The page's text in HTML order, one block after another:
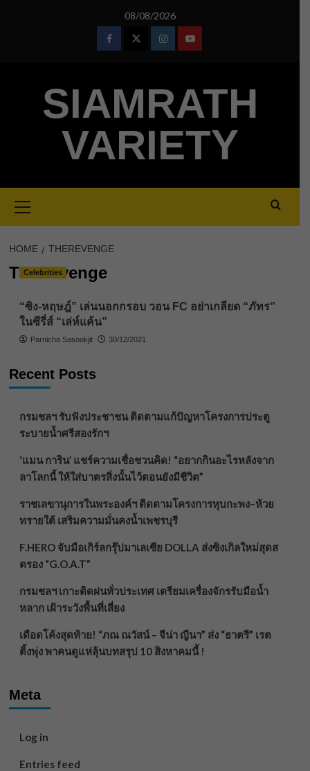
08/08/2026
FacebookTwitterInstagramYoutube
SIAMRATH
VARIETY
Menu
HOME THEREVENGE
TheRevenge
Celebrities
“ซิง-หฤษฎ์” เล่นนอกกรอบ วอน FC อย่าเกลียด “ภัทร”
ในซีรี่ส์ “เล่ห์แค้น”
Parnicha Sasookjit 30/12/2021
Recent Posts
กรมชลฯ รับฟังประชาชน ติดตามแก้ปัญหาโครงการประตู
ระบายน้ำศรีสองรักฯ
‘แมน การิน’ แชร์ความเชื่อชวนคิด! “อยากกินอะไรหลังจาก
ลาโลกนี้ ให้ใส่บาตรสิ่งนั้นไว้ตอนยังมีชีวิต”
ราชเลขานุการในพระองค์ฯ ติดตามโครงการหุบกะพง–ห้วย
ทรายใต้ เสริมความมั่นคงน้ำเพชรบุรี
F.HERO จับมือเกิร์ลกรุ๊ปมาเลเซีย DOLLA ส่งซิงเกิลใหม่สุดส
ตรอง “G.O.A.T”
กรมชลฯ เกาะติดฝนทั่วประเทศ เตรียมเครื่องจักรรับมือน้ำ
หลาก เฝ้าระวังพื้นที่เสี่ยง
เดือดโค้งสุดท้าย! “ภณ ณวัสน์ – จีน่า ญีนา” ส่ง “ธาตรี” เรต
ติ้งพุ่ง พาคนดูแห่ลุ้นบทสรุป 10 สิงหาคมนี้ !
Meta
Log in
Entries feed